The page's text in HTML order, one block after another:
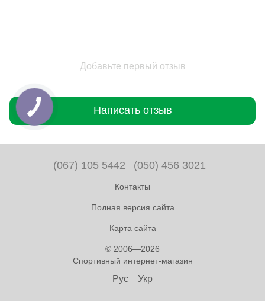
Добавьте первый отзыв
Написать отзыв
(067) 105 5442 (050) 456 3021
Контакты
Полная версия сайта
Карта сайта
© 2006—2026
Спортивный интернет-магазин
Рус Укр